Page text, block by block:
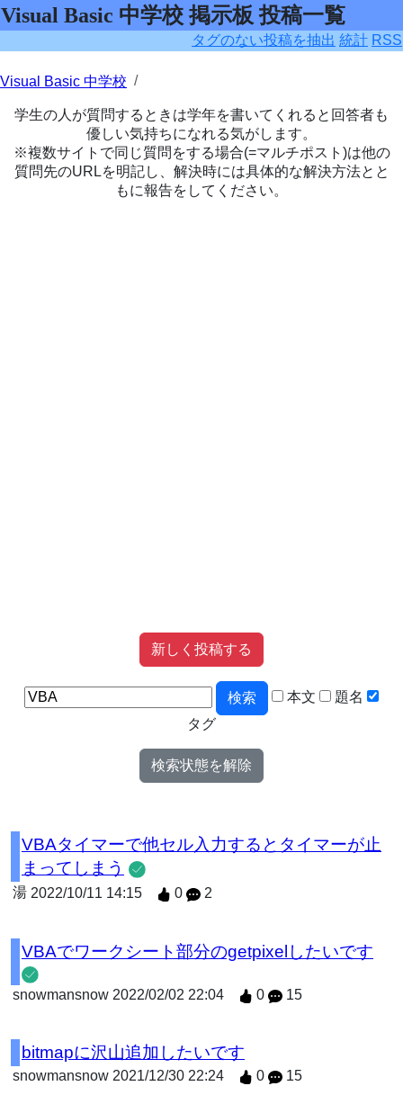
Visual Basic 中学校 掲示板 投稿一覧
タグのない投稿を抽出 統計 RSS
Visual Basic 中学校
学生の人が質問するときは学年を書いてくれると回答者も
優しい気持ちになれる気がします。
※複数サイトで同じ質問をする場合(=マルチポスト)は他の
質問先のURLを明記し、解決時には具体的な解決方法とと
もに報告をしてください。
新しく投稿する
検索 本文
題名
タグ
検索状態を解除
VBAタイマーで他セル入力するとタイマーが止
まってしまう
湯 2022/10/11 14:15 0 2
VBAでワークシート部分のgetpixelしたいです
snowmansnow 2022/02/02 22:04 0 15
bitmapに沢山追加したいです
snowmansnow 2021/12/30 22:24 0 15